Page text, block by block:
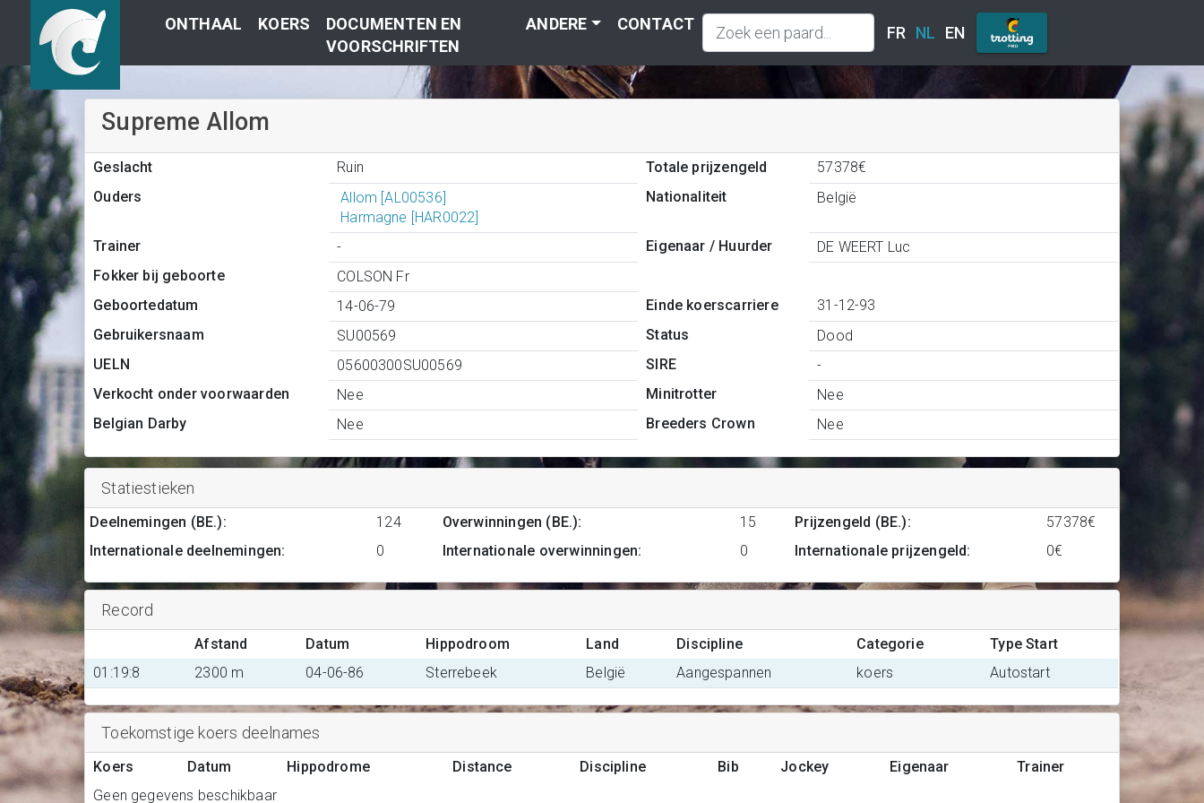
ONTHAAL KOERS
DOCUMENTEN EN
VOORSCHRIFTEN
ANDERE CONTACT FR NL EN
Supreme Allom
Geslacht Ruin Totale prijzengeld
57378€
Ouders
Allom [AL00536]
Harmagne [HAR0022]
Nationaliteit België
Trainer - Eigenaar / Huurder
DE WEERT Luc
Fokker bij geboorte
COLSON Fr
Geboortedatum
14-06-79 Einde koerscarriere
31-12-93
Gebruikersnaam
SU00569 Status
Dood
UELN
05600300SU00569 SIRE
-
Verkocht onder voorwaarden
Nee Minitrotter
Nee
Belgian Darby
Nee Breeders Crown Nee
Statiestieken
Deelnemingen (BE.):
124
Internationale deelnemingen: 0
Overwinningen (BE.):
15
Internationale overwinningen: 0
Prijzengeld (BE.):
57378€
Internationale prijzengeld: 0€
Record
Afstand Datum Hippodroom Land Discipline Categorie
Type Start
01:19:8
2300 m 04-06-86 Sterrebeek België Aangespannen koers Autostart
Toekomstige koers deelnames
Koers Datum Hippodrome Distance Discipline Bib Jockey Eigenaar
Trainer
Geen gegevens beschikbaar